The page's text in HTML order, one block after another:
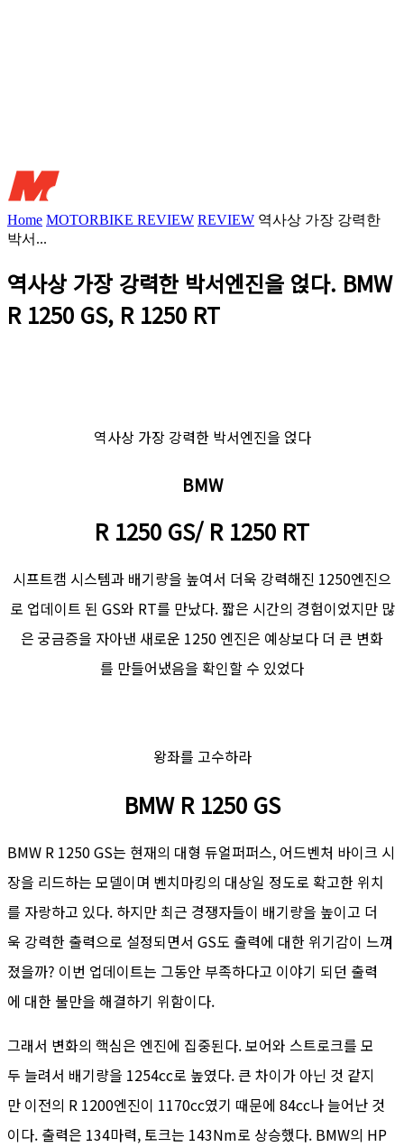
Home MOTORBIKE REVIEW REVIEW 역사상 가장 강력한
박서...
역사상 가장 강력한 박서엔진을 얹다. BMW
R 1250 GS, R 1250 RT
역사상 가장 강력한 박서엔진을 얹다
BMW
R 1250 GS/ R 1250 RT
시프트캠 시스템과 배기량을 높여서 더욱 강력해진 1250엔진으
로 업데이트 된 GS와 RT를 만났다. 짧은 시간의 경험이었지만 많
은 궁금증을 자아낸 새로운 1250 엔진은 예상보다 더 큰 변화
를 만들어냈음을 확인할 수 있었다
왕좌를 고수하라
BMW R 1250 GS
BMW R 1250 GS는 현재의 대형 듀얼퍼퍼스, 어드벤처 바이크 시
장을 리드하는 모델이며 벤치마킹의 대상일 정도로 확고한 위치
를 자랑하고 있다. 하지만 최근 경쟁자들이 배기량을 높이고 더
욱 강력한 출력으로 설정되면서 GS도 출력에 대한 위기감이 느껴
졌을까? 이번 업데이트는 그동안 부족하다고 이야기 되던 출력
에 대한 불만을 해결하기 위함이다.
그래서 변화의 핵심은 엔진에 집중된다. 보어와 스트로크를 모
두 늘려서 배기량을 1254cc로 높였다. 큰 차이가 아닌 것 같지
만 이전의 R 1200엔진이 1170cc였기 때문에 84cc나 늘어난 것
이다. 출력은 134마력, 토크는 143Nm로 상승했다. BMW의 HP